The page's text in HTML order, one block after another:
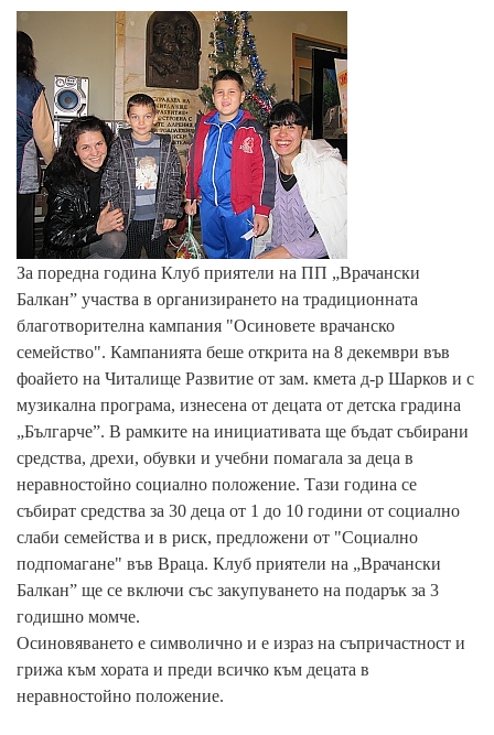
За поредна година Клуб приятели на ПП „Врачански
Балкан” участва в организирането на традиционната
благотворителна кампания "Осиновете врачанско
семейство". Кампанията беше открита на 8 декември във
фоайето на Читалище Развитие от зам. кмета д-р Шарков и с
музикална програма, изнесена от децата от детска градина
„Българче”. В рамките на инициативата ще бъдат събирани
средства, дрехи, обувки и учебни помагала за деца в
неравностойно социално положение. Тази година се
събират средства за 30 деца от 1 до 10 години от социално
слаби семейства и в риск, предложени от "Социално
подпомагане" във Враца. Клуб приятели на „Врачански
Балкан” ще се включи със закупуването на подарък за 3
годишно момче.
Осиновяването е символично и е израз на съпричастност и
грижа към хората и преди всичко към децата в
неравностойно положение.